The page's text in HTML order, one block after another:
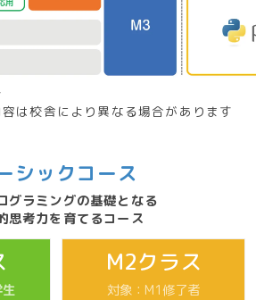
は校舎により異なる場合があります
シックコース
グラミングの基礎となる
思考力を育てるコース
M2クラス
対象：M1修了者